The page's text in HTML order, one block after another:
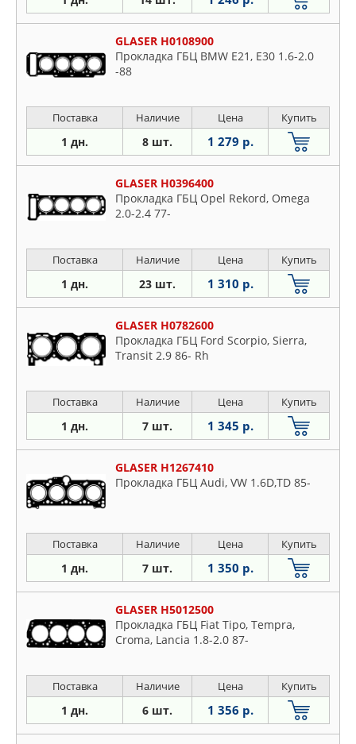
GLASER H0108900
Прокладка ГБЦ BMW E21, E30 1.6-2.0
-88
Поставка Наличие Цена Купить
1 дн. 8 шт. 1 279 р.
GLASER H0396400
Прокладка ГБЦ Opel Rekord, Omega
2.0-2.4 77-
Поставка Наличие Цена Купить
1 дн. 23 шт. 1 310 р.
GLASER H0782600
Прокладка ГБЦ Ford Scorpio, Sierra,
Transit 2.9 86- Rh
Поставка Наличие Цена Купить
1 дн. 7 шт. 1 345 р.
GLASER H1267410
Прокладка ГБЦ Audi, VW 1.6D,TD 85-
Поставка Наличие Цена Купить
1 дн. 7 шт. 1 350 р.
GLASER H5012500
Прокладка ГБЦ Fiat Tipo, Tempra,
Croma, Lancia 1.8-2.0 87-
Поставка Наличие Цена Купить
1 дн. 6 шт. 1 356 р.